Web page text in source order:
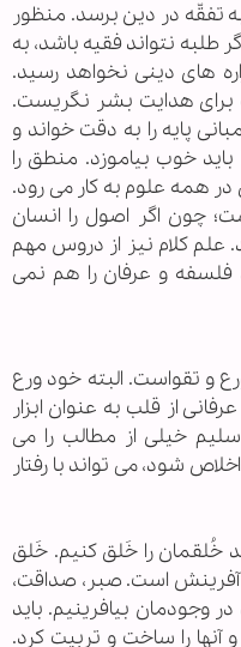
تفقّه در دین برسد. منظور
طلبه نتواند فقیه باشد، به
های دینی نخواهد رسید.
برای هدایت بشر نگریست.
پایه را به دقت خواند و
خوب بیاموزد. منطق را
همه علوم به کار می رود.
چون اگر اصول را انسان
کلام نیز از دروس مهم
فلسفه و عرفان را هم نمی
و تقواست. البته خود ورع
از قلب به عنوان ابزار
خیلی از مطالب را می
شود، می تواند با رفتار
خُلقمان را خَلق کنیم. خَلق
است. صبر، صداقت،
وجودمان بیافرینیم. باید
را ساخت و تربیت کرد.